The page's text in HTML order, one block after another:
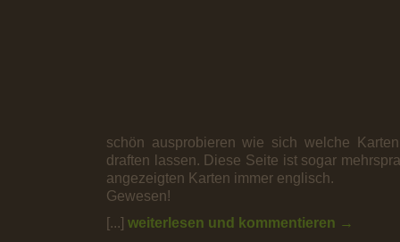
schön ausprobieren wie sich welche
draften lassen. Diese Seite ist sogar
angezeigten Karten immer englisch.
Gewesen!
[...] weiterlesen und kommentieren →